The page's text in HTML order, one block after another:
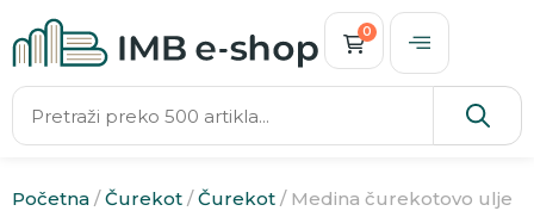
0
Početna /Čurekot /Čurekot / Medina čurekotovo ulje